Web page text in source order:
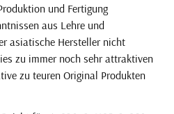
und Fertigung
aus Lehre und
asiatische Hersteller nicht
zu immer noch sehr attraktiven
zu teuren Original Produkten